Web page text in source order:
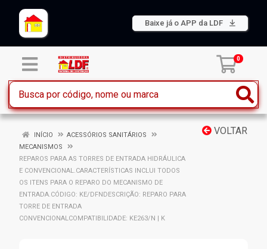
Baixe já o APP da LDF
0
VOLTAR
INÍCIO
ACESSÓRIOS SANITÁRIOS
MECANISMOS
REPAROS PARA AS TORRES DE ENTRADA HIDRÁULICA
E CONVENCIONAL.CARACTERÍSTICAS INCLUI TODOS
OS ITENS PARA O REPARO DO MECANISMO DE
ENTRADA.CÓDIGO: KE/DFNDESCRIÇÃO: REPARO PARA
TORRE DE ENTRADA
CONVENCIONALCOMPATIBILIDADE: KE263/N | K